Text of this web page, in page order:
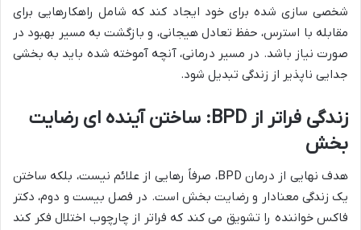
شخصی سازی شده برای خود ایجاد کند که شامل راهکارهایی برای
مقابله با استرس، حفظ تعادل هیجانی، و بازگشت به مسیر بهبود در
صورت نیاز باشد. در مسیر درمانی، آنچه آموخته شده باید به بخشی
جدایی ناپذیر از زندگی تبدیل شود.
زندگی فراتر از BPD: ساختن آینده ای رضایت
بخش
هدف نهایی از درمان BPD، صرفاً رهایی از علائم نیست، بلکه ساختن
یک زندگی معنادار و رضایت بخش است. در فصل بیست و دوم، دکتر
فاکس خواننده را تشویق می کند که فراتر از چارچوب اختلال فکر کند